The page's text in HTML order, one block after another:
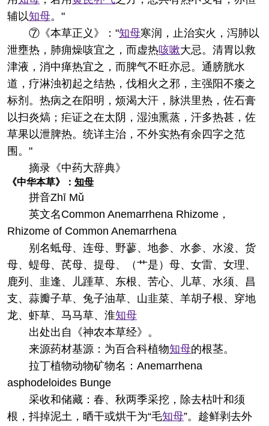
辅以知母。"
⑦《本草正义》："知母寒润，止治实火，泻肺以
泄壅热，肺痈燥咳宜之，而虚热咳嗽大忌。清胃以救
津液，消中瘅热宜之，而脾气不旺亦忌。通膀胱水
道，疗淋浊初起之结热，伐相火之邪，主强阳不痿之
标剂。热病之在阳明，烦渴大汗，脉洪里热，佐石膏
以扫炎熇；疟证之在太阴，湿浊熏蒸，汗多热甚，佐
草果以泄脾热。统详主治，不外实热有余四字之范
围。"
摘录 《中药大辞典》
《中华本草》： 知母
拼音Zhī Mǔ
英文名 Common Anemarrhena Rhizome，
Rhizome of Common Anemarrhena
别名蚳母、连母、野蓼、地参、水参、水浚、货
母、蝭母、芪母、提母、（艹是）母、女雷、女理、
鹿列、韭逢、儿踵草、东根、苦心、儿草、水须、昌
支、蒜瓣子草、兔子油草、山韭菜、羊胡子根、穿地
龙、虾草、马马草、淮知母
出处出自《神农本草经》。
来源药材基源：为百合科植物知母的根茎。
拉丁植物动物矿物名：Anemarrhena
asphodeloides Bunge
采收和储藏：春、秋两季采挖，除去枯叶和须
根，抖掉泥土，晒干或烘干为“毛知母”。趁鲜剥去外